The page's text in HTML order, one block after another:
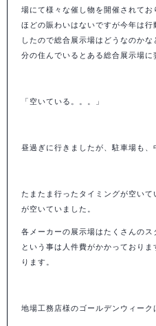
SEMINAR
すべての説明会情報
事業開発に関して
人材 に関して
集客 に関して
営業 に関して
コストに関して
RECRUIT
COMPASS PORT
場にて様々な催し物を開催されて
ほどの賑わいはないですが今年は
したので総合展示場はどうなのか
分の住んでいるとある総合展示場に
「空いている。。。」
昼過ぎに行きましたが、駐車場も、
たまたま行ったタイミングが空い
が空いていました。
各メーカーの展示場はたくさんの
という事は人件費がかかっており
ります。
地場工務店様のゴールデンウィーク